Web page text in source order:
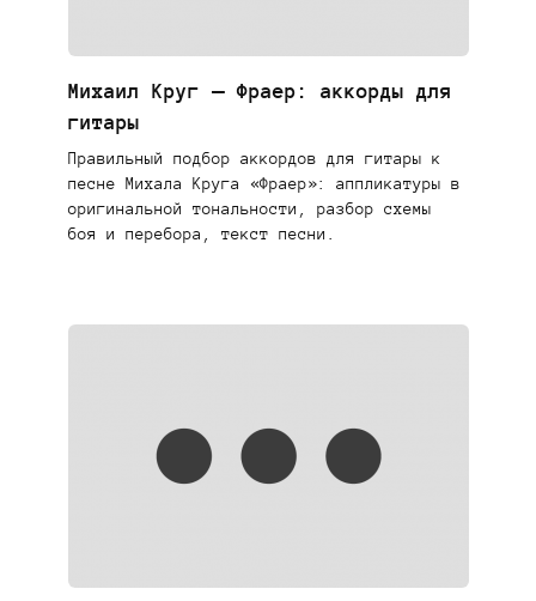
Михаил Круг — Фраер: аккорды для
гитары
Правильный подбор аккордов для гитары к
песне Михала Круга «Фраер»: аппликатуры в
оригинальной тональности, разбор схемы
боя и перебора, текст песни.